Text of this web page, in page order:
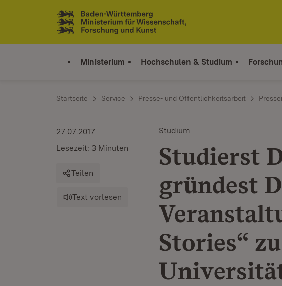
Zum Inhalt springen
Link zur Startseite
Ministerium Hochschulen & Studium
Startseite Service Presse- und Öffentlichkeitsarbeit
Studium
Studierst
gründest
Stories“
27.07.2017
Lesezeit: 3 Minuten
Teilen
Text vorlesen